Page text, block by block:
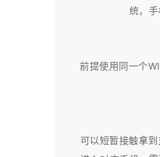
统，
前提使用同一个
可以短暂接触拿